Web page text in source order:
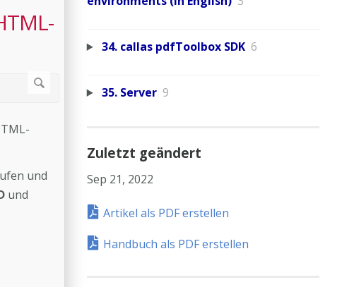
und
und
34. callas pdfToolbox SDK 6
35. Server 9
Zuletzt geändert
Sep 21, 2022
Artikel als PDF erstellen
Handbuch als PDF erstellen